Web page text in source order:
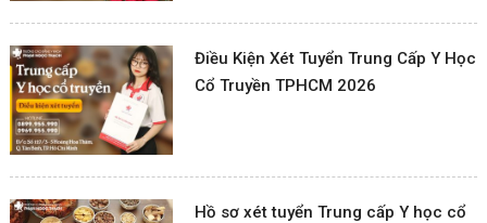
Điều Kiện Xét Tuyển Trung Cấp Y Học
Cổ Truyền TPHCM 2026
Hồ sơ xét tuyển Trung cấp Y học cổ